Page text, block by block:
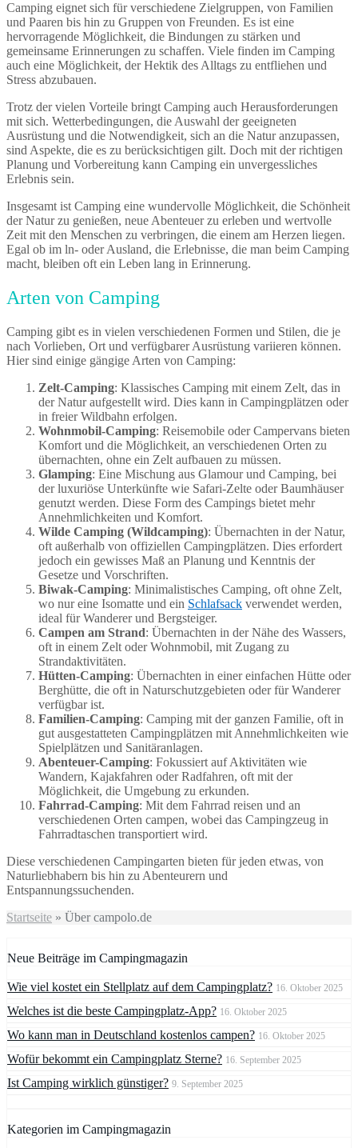
Camping eignet sich für verschiedene Zielgruppen, von Familien
und Paaren bis hin zu Gruppen von Freunden. Es ist eine
hervorragende Möglichkeit, die Bindungen zu stärken und
gemeinsame Erinnerungen zu schaffen. Viele finden im Camping
auch eine Möglichkeit, der Hektik des Alltags zu entfliehen und
Stress abzubauen.
Trotz der vielen Vorteile bringt Camping auch Herausforderungen
mit sich. Wetterbedingungen, die Auswahl der geeigneten
Ausrüstung und die Notwendigkeit, sich an die Natur anzupassen,
sind Aspekte, die es zu berücksichtigen gilt. Doch mit der richtigen
Planung und Vorbereitung kann Camping ein unvergessliches
Erlebnis sein.
Insgesamt ist Camping eine wundervolle Möglichkeit, die Schönheit
der Natur zu genießen, neue Abenteuer zu erleben und wertvolle
Zeit mit den Menschen zu verbringen, die einem am Herzen liegen.
Egal ob im ln- oder Ausland, die Erlebnisse, die man beim Camping
macht, bleiben oft ein Leben lang in Erinnerung.
Arten von Camping
Camping gibt es in vielen verschiedenen Formen und Stilen, die je
nach Vorlieben, Ort und verfügbarer Ausrüstung variieren können.
Hier sind einige gängige Arten von Camping:
Zelt-Camping: Klassisches Camping mit einem Zelt, das in
der Natur aufgestellt wird. Dies kann in Campingplätzen oder
in freier Wildbahn erfolgen.
Wohnmobil-Camping: Reisemobile oder Campervans bieten
Komfort und die Möglichkeit, an verschiedenen Orten zu
übernachten, ohne ein Zelt aufbauen zu müssen.
Glamping: Eine Mischung aus Glamour und Camping, bei
der luxuriöse Unterkünfte wie Safari-Zelte oder Baumhäuser
genutzt werden. Diese Form des Campings bietet mehr
Annehmlichkeiten und Komfort.
Wilde Camping (Wildcamping): Übernachten in der Natur,
oft außerhalb von offiziellen Campingplätzen. Dies erfordert
jedoch ein gewisses Maß an Planung und Kenntnis der
Gesetze und Vorschriften.
Biwak-Camping: Minimalistisches Camping, oft ohne Zelt,
wo nur eine Isomatte und ein Schlafsack verwendet werden,
ideal für Wanderer und Bergsteiger.
Campen am Strand: Übernachten in der Nähe des Wassers,
oft in einem Zelt oder Wohnmobil, mit Zugang zu
Strandaktivitäten.
Hütten-Camping: Übernachten in einer einfachen Hütte oder
Berghütte, die oft in Naturschutzgebieten oder für Wanderer
verfügbar ist.
Familien-Camping: Camping mit der ganzen Familie, oft in
gut ausgestatteten Campingplätzen mit Annehmlichkeiten wie
Spielplätzen und Sanitäranlagen.
Abenteuer-Camping: Fokussiert auf Aktivitäten wie
Wandern, Kajakfahren oder Radfahren, oft mit der
Möglichkeit, die Umgebung zu erkunden.
Fahrrad-Camping: Mit dem Fahrrad reisen und an
verschiedenen Orten campen, wobei das Campingzeug in
Fahrradtaschen transportiert wird.
Diese verschiedenen Campingarten bieten für jeden etwas, von
Naturliebhabern bis hin zu Abenteurern und
Entspannungssuchenden.
Startseite » Über campolo.de
Neue Beiträge im Campingmagazin
Wie viel kostet ein Stellplatz auf dem Campingplatz? 16. Oktober 2025
Welches ist die beste Campingplatz-App? 16. Oktober 2025
Wo kann man in Deutschland kostenlos campen? 16. Oktober 2025
Wofür bekommt ein Campingplatz Sterne? 16. September 2025
Ist Camping wirklich günstiger? 9. September 2025
Kategorien im Campingmagazin